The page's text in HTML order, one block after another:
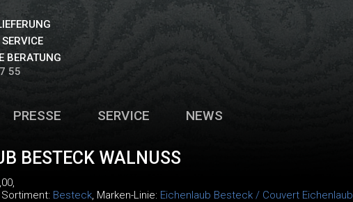
BERATUNG
55
PRESSE SERVICE NEWS
BESTECK WALNUSS
,
Sortiment: Besteck, Marken-Linie: Eichenlaub Besteck / Couvert Eichenlaub